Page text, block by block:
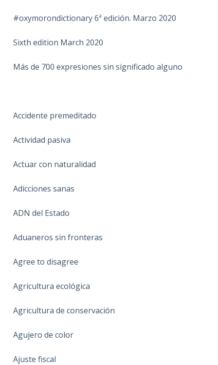
#oxymorondictionary 6ª edición. Marzo 2020
Sixth edition March 2020
Más de 700 expresiones sin significado alguno
Accidente premeditado
Actividad pasiva
Actuar con naturalidad
Adicciones sanas
ADN del Estado
Aduaneros sin fronteras
Agree to disagree
Agricultura ecológica
Agricultura de conservación
Agujero de color
Ajuste fiscal